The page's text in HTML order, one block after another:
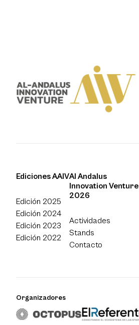
Ediciones AAIV
Edición 2025
Edición 2024
Edición 2023
Edición 2022
Al Andalus
Innovation Venture
2026
Actividades
Stands
Contacto
Organizadores